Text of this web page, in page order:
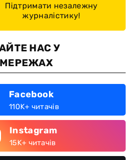
Підтримати незалежну
журналістику!
НАС У
Facebook
110K+ читачів
Instagram
15K+ читачів